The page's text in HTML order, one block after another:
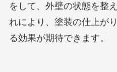
をして、外壁の状態を整
れにより、塗装の仕上が
る効果が期待できます。